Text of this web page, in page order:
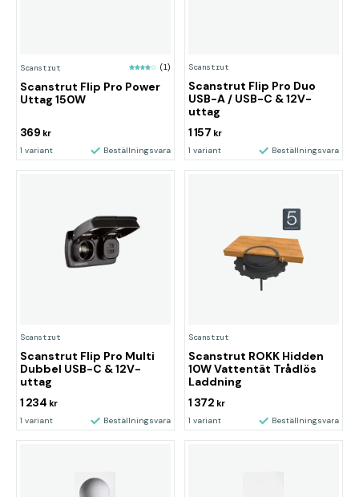
Scanstrut (1)
Scanstrut Flip Pro Power
Uttag 150W
369 kr
1 variant Beställningsvara
Scanstrut
Scanstrut Flip Pro Duo
USB-A / USB-C & 12V-
uttag
1 157 kr
1 variant Beställningsvara
Scanstrut
Scanstrut Flip Pro Multi
Dubbel USB-C & 12V-
uttag
1 234 kr
1 variant Beställningsvara
Scanstrut
Scanstrut ROKK Hidden
10W Vattentät Trådlös
Laddning
1 372 kr
1 variant Beställningsvara